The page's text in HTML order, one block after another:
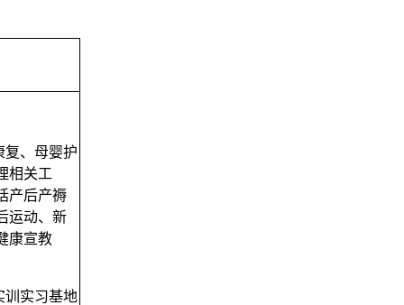
复、母婴护
相关工
产后产褥
运动、新
康宣教
训实习基地